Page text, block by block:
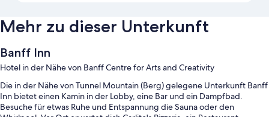
Mehr zu dieser Unterkunft
Banff Inn
Hotel in der Nähe von Banff Centre for Arts and Creativity
Die in der Nähe von Tunnel Mountain (Berg) gelegene Unterkunft Banff
Inn bietet einen Kamin in der Lobby, eine Bar und ein Dampfbad.
Besuche für etwas Ruhe und Entspannung die Sauna oder den